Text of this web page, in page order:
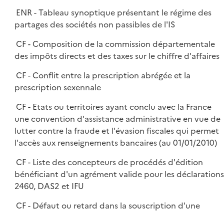
ENR - Tableau synoptique présentant le régime des
partages des sociétés non passibles de l'IS
CF - Composition de la commission départementale
des impôts directs et des taxes sur le chiffre d'affaires
CF - Conflit entre la prescription abrégée et la
prescription sexennale
CF - Etats ou territoires ayant conclu avec la France
une convention d'assistance administrative en vue de
lutter contre la fraude et l'évasion fiscales qui permet
l'accès aux renseignements bancaires (au 01/01/2010)
CF - Liste des concepteurs de procédés d'édition
bénéficiant d'un agrément valide pour les déclarations
2460, DAS2 et IFU
CF - Défaut ou retard dans la souscription d'une